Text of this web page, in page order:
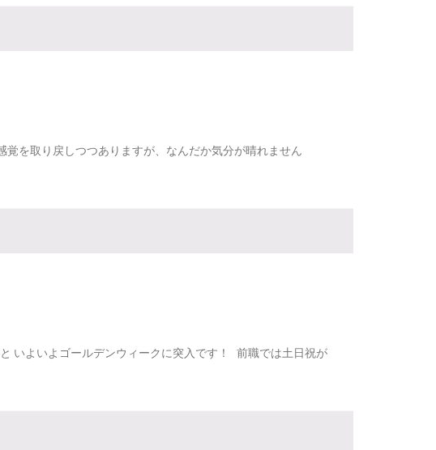
を取り戻しつつありますが、なんだか気分が晴れません
いよいよゴールデンウィークに突入です！ 前職では土日祝が